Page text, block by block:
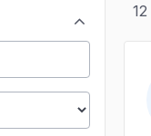
12